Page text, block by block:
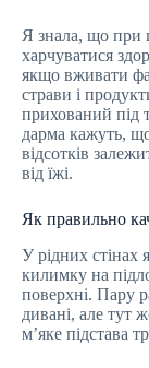
Я знала, що при
харчуватися
якщо вживати
страви і
прихований
дарма кажуть,
відсотків
від їжі.
Як правильно
У рідних стінах
килимку на
поверхні. Пару
дивані, але тут
м’яке підстава